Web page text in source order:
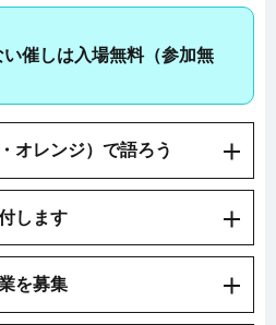
催しは入場無料（参加無
オレンジ）で語ろう
します
を募集